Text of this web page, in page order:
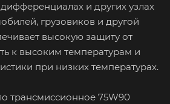
и других узлах
грузовиков и другой
высокую защиту от
к высоким температурам и
при низких температурах.
трансмиссионное 75W90